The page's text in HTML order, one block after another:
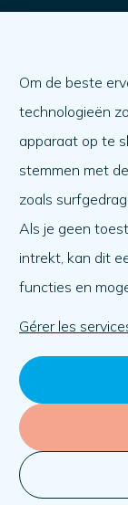
Om de beste
technologieën
apparaat op te
stemmen met
zoals
Als je geen
intrekt, kan dit
functies en
Gérer les
Quoi de neuf ?
Ordre du jour
A propos
A propos de nous
Travailler à
L'équipe
Vie privée